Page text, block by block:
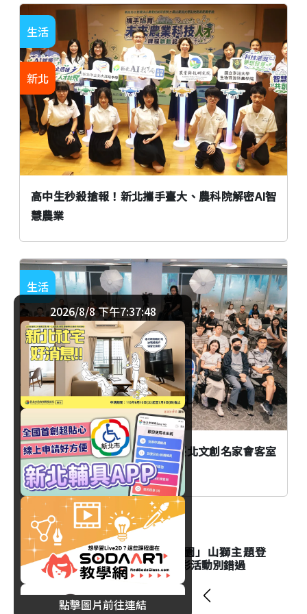
高中生秒殺搶報！新北攜手臺大、農科院解密AI智
慧農業
生活
新北
AI時代創作者如何不被取代？臺北文創名家會客室
談From AI to I
生活
臺北
生活
台北市立動物園「夜間動物園」山獅主題登
場！Keeper's Talk資訊與精彩活動別錯過
2026/8/8 下午7:37:49
點擊圖片前往連結